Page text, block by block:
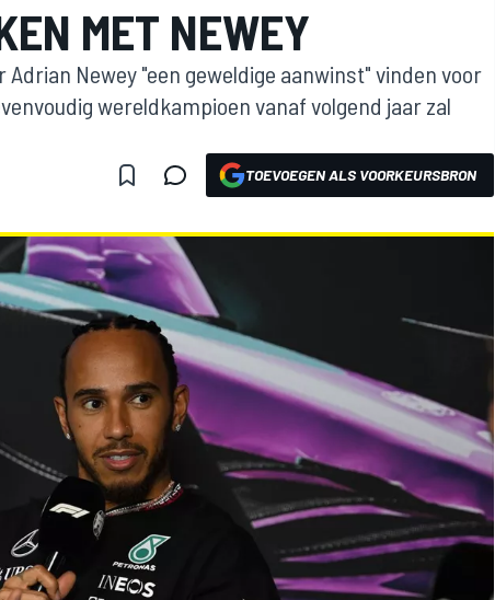
MET NEWEY
Newey "een geweldige aanwinst" vinden voor
wereldkampioen vanaf volgend jaar zal
TOEVOEGEN ALS VOORKEURSBRON